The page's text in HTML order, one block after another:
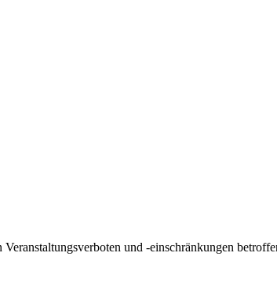
und -einschränkungen